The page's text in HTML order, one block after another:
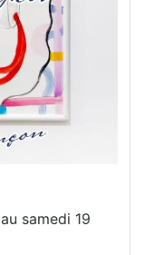
au samedi 19